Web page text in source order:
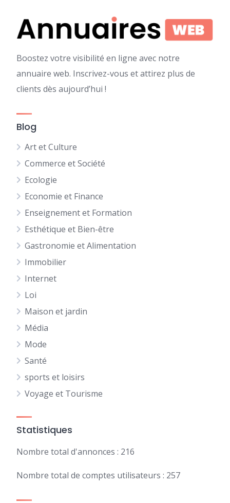
Boostez votre visibilité en ligne avec notre
annuaire web. Inscrivez-vous et attirez plus de
clients dès aujourd’hui !
Blog
Art et Culture
Commerce et Société
Ecologie
Economie et Finance
Enseignement et Formation
Esthétique et Bien-être
Gastronomie et Alimentation
Immobilier
Internet
Loi
Maison et jardin
Média
Mode
Santé
sports et loisirs
Voyage et Tourisme
Statistiques
Nombre total d'annonces : 216
Nombre total de comptes utilisateurs : 257